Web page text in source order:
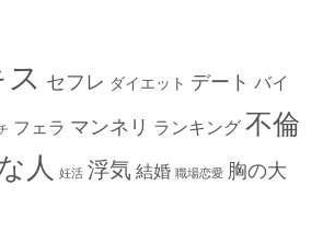
ス セフレ ダイエット デート バイ
フェラ マンネリ ランキング 不倫
人 妊活 浮気 結婚 職場恋愛 胸の大